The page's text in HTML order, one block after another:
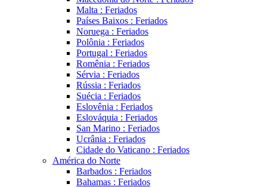
Malta : Feriados
Países Baixos : Feriados
Noruega : Feriados
Polônia : Feriados
Portugal : Feriados
Romênia : Feriados
Sérvia : Feriados
Rússia : Feriados
Suécia : Feriados
Eslovênia : Feriados
Eslováquia : Feriados
San Marino : Feriados
Ucrânia : Feriados
Cidade do Vaticano : Feriados
América do Norte
Barbados : Feriados
Bahamas : Feriados